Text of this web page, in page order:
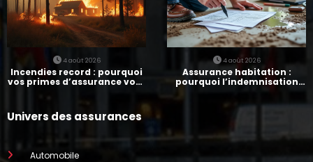
4 août 2026
Incendies record : pourquoi
vos primes d’assurance vont
4 août 2026
Assurance habitation :
pourquoi l’indemnisation
prend parfois 7 mois
Univers des assurances
Automobile